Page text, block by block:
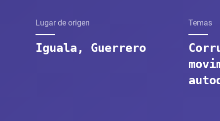
Lugar de origen
Iguala, Guerrero
Temas